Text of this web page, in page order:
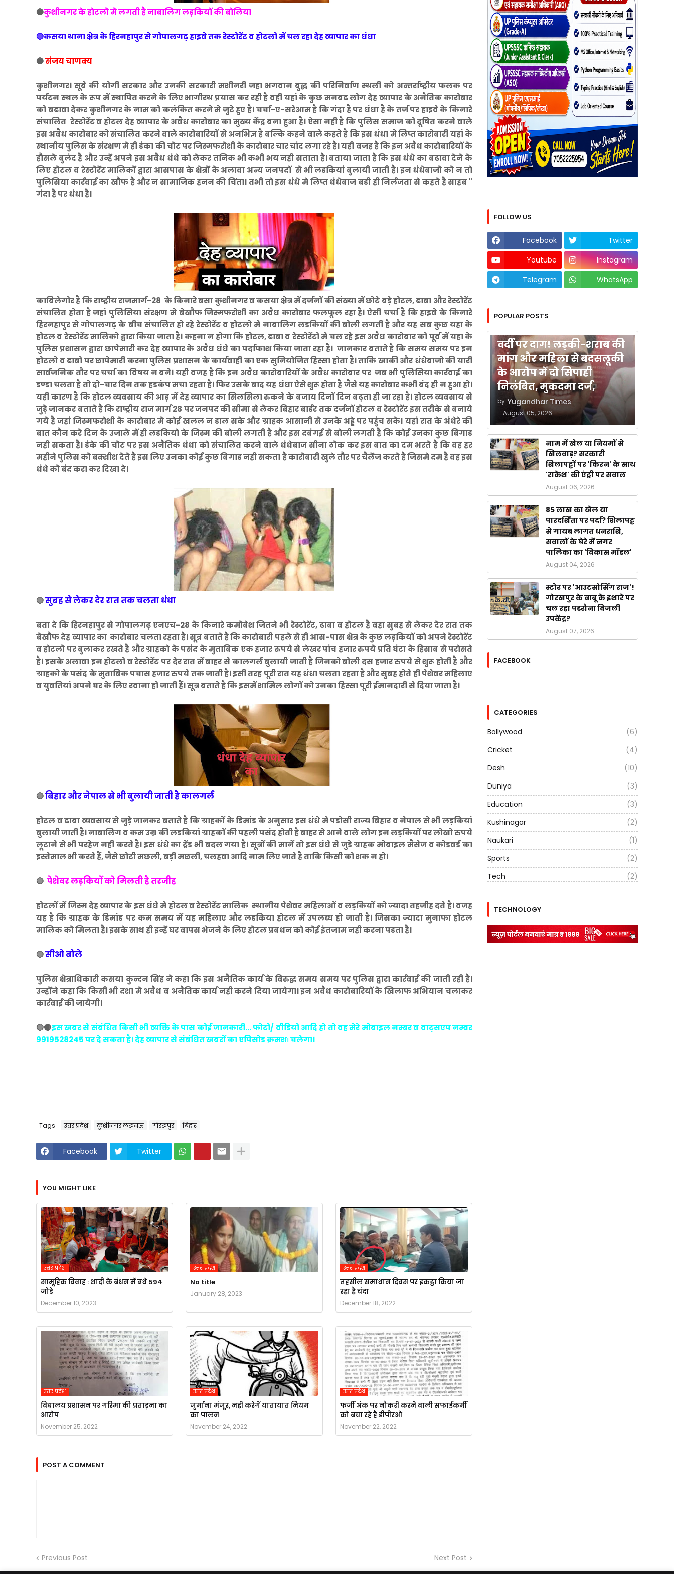
🔵कुशीनगर के होटलो मे लगती है नाबालिग लड़कियों की बोलिया
🔴कसया थाना क्षेत्र के हिरनहापुर से गोपालगढ़ हाइवे तक रेस्टोरेंट व होटलो में चल रहा देह व्यापार का धंधा
🔵संजय चाणक्य
कुशीनगर। सूबे की योगी सरकार और उनकी सरकारी मशीनरी जहा भगवान बुद्ध की परिनिर्वाण स्थली को अन्तर्राष्ट्रीय फलक पर
पर्यटन स्थल के रूप में स्थापित करने के लिए भागीरथ प्रयास कर रही है वही यहां के कुछ मनबढ लोग देह व्यापार के अनैतिक कारोबार
को बढावा देकर कुशीनगर के नाम को कलंकित करने मे जुटे हुए है। चर्चा-ए-सरेआम है कि गंदा है पर धंधा है के तर्ज पर हाइवे के किनारे
संचालित रेस्टोरेंट व होटल देह व्यापार के अवैध कारोबार का मुख्य केंद्र बना हुआ है। ऐसा नही है कि पुलिस समाज को दूषित करने वाले
इस अवैध कारोबार को संचालित करने वाले कारोबारियों से अनभिज्ञ है बल्कि कहने वाले कहते है कि इस धंधा मे लिप्त कारोबारी यहां के
स्थानीय पुलिस के संरक्षण मे ही डंका की चोट पर जिस्मफरोशी के कारोबार चार चांद लगा रहे है। यही वजह है कि इन अवैध कारोबारियों के
हौसले बुलंद है और उन्हें अपने इस अवैध धंधे को लेकर तनिक भी कभी भय नही सताता है। बताया जाता है कि इस धंधे का बढावा देने के
लिए होटल व रेस्टोरेंट मालिकों द्वारा आसपास के क्षेत्रों के अलावा अन्य जनपदों से भी लडकियां बुलायी जाती है। इन धंधेबाजो को न तो
पुलिसिया कार्रवाई का खौफ है और न सामाजिक हनन की चिंता। तभी तो इस धंधे मे लिप्त धंधेबाज बडी ही निर्लजता से कहते है साहब "
गंदा है पर धंधा है।
काबिलेगोर है कि राष्ट्रीय राजमार्ग-28 के किनारे बसा कुशीनगर व कसया क्षेत्र में दर्जनों की संख्या में छोटे बड़े होटल, ढाबा और रेस्टोरेंट
संचालित होता है जहां पुलिसिया संरक्षण मे बेखौफ जिस्मफरोशी का अवैध कारोबार फलफूल रहा है। ऐसी चर्चा है कि हाइवे के किनारे
हिरनहापुर से गोपालगढ़ के बीच संचालित हो रहे रेस्टोरेंट व होटलो मे नाबालिग लडकियों की बोली लगती है और यह सब कुछ यहा के
होटल व रेस्टोरेंट मालिको द्वारा किया जाता है। कहना न होगा कि होटल, ढाबा व रेस्टोरेंटो मे चल रहे इस अवैध कारोबार को पूर्व में यहा के
पुलिस प्रशासन द्वारा छापेमारी कर देह व्यापार के अवैध धंधे का पर्दाफाश किया जाता रहा है। जानकार बताते है कि समय समय पर इन
होटलो व ढाबो पर छापेमारी करना पुलिस प्रशासन के कार्यवाही का एक सुनियोजित हिस्सा होता है। ताकि खाकी और धंधेबाजो की यारी
सार्वजनिक तौर पर चर्चा का विषय न बने। यही वजह है कि इन अवैध कारोबारियों के अवैध कारोबार पर जब भी पुलिसिया कार्रवाई का
डण्डा चलता है तो दो-चार दिन तक हडकंप मचा रहता है। फिर उसके बाद यह धंधा ऐसे शुरू होता है जैसे यह कारोबार कभी बंद ही न हुआ हो।
यही कारण है कि होटल व्यवसाय की आड़ में देह व्यापार का सिलसिला रुकने के बजाय दिनों दिन बढ़ता ही जा रहा है। होटल व्यवसाय से
जुड़े जानकर बताते है कि राष्ट्रीय राज मार्ग 28 पर जनपद की सीमा से लेकर बिहार बार्डर तक दर्जनों होटल व रेस्टोरेंट इस तरीके से बनाये
गये है जहां जिस्मफरोशी के कारोबार मे कोई खलल न डाल सके और ग्राहक आसानी से उनके अड्डे पर पहुंच सके। यहां रात के अंधेरे की
बात कौन करे दिन के उजाले में ही लडकियो के जिस्म की बोली लगती है और इस दबंगई से बोली लगती है कि कोई उनका कुछ बिगाड
नही सकता है। डंके की चोट पर इस अनैतिक धंधा को संचालित करने वाले धंधेबाज सीना ठोक कर इस बात का दम भरते है कि वह हर
महीने पुलिस को बक्शीश देते है इस लिए उनका कोई कुछ बिगाड नही सकता है कारोबारी खुले तौर पर चैलेंज करते है जिसमे दम है वह इस
धंधे को बंद करा कर दिखा दे।
🔴सुबह से लेकर देर रात तक चलता धंधा
बता दे कि हिरनहापुर से गोपालगढ़ एनएच-28 के किनारे कमोबेश जितने भी रेस्टोरेंट, ढाबा व होटल है वहा सुबह से लेकर देर रात तक
बेखौफ देह व्यापार का कारोबार चलता रहता है। सूत्र बताते है कि कारोबारी पहले से ही आस-पास क्षेत्र के कुछ लड़कियों को अपने रेस्टोरेंट
व होटलो पर बुलाकर रखते है और ग्राहको के पसंद के मुताबिक एक हजार रुपये से लेखर पांच हजार रुपये प्रति घंटा के हिसाब से परोसते
है। इसके अलावा इन होटलो व रेस्टोरेंट पर देर रात में बाहर से कालगर्ल बुलायी जाती है जिनको बोली दस हजार रुपये से शुरू होती है और
ग्राहको के पसंद के मुताबिक पचास हजार रुपये तक जाती है। इसी तरह पूरी रात यह धंधा चलता रहता है और सुबह होते ही पेशेवर महिलाए
व युवतियां अपने घर के लिए रवाना हो जाती हैं। सूत्र बताते है कि इसमें शामिल लोगों को उनका हिस्सा पूरी ईमानदारी से दिया जाता है।
🔴बिहार और नेपाल से भी बुलायी जाती है कालगर्ल
होटल व ढाबा व्यवसाय से जुड़े जानकर बताते है कि ग्राहकों के डिमांड के अनुसार इस धंधे मे पडोसी राज्य बिहार व नेपाल से भी लड़कियां
बुलायी जाती है। नाबालिग व कम उम्र की लडकियां ग्राहकों की पहली पसंद होती है बाहर से आने वाले लोग इन लड़कियों पर लोखो रुपये
लूटाने से भी परहेज नही करते है। इस धंधे का ट्रेंड भी बदल गया है। सूत्रों की मानें तो इस धंधे से जुडे ग्राहक मोबाइल मैसेज व कोडवर्ड का
इस्तेमाल भी करते हैं, जैसे छोटी मछली, बड़ी मछली, चलहवा आदि नाम लिए जाते है ताकि किसी को शक न हो।
🔴 पेशेवर लड़कियों को मिलती है तरजीह
होटलों में जिस्म देह व्यापार के इस धंधे मे होटल व रेस्टोरेंट मालिक स्थानीय पेशेवर महिलाओं व लड़कियों को ज्यादा तहजीह दते है। वजह
यह है कि ग्राहक के डिमांड पर कम समय में यह महिलाए और लडकिया होटल में उपलब्ध हो जाती है। जिसका ज्यादा मुनाफा होटल
मालिक को मिलता है। इसके साथ ही इन्हें घर वापस भेजने के लिए होटल प्रबधन को कोई इंतजाम नही करना पडता है।
🔴सीओ बोले
पुलिस क्षेत्राधिकारी कसया कुन्दन सिंह ने कहा कि इस अनैतिक कार्य के विरुद्ध समय समय पर पुलिस द्वारा कार्रवाई की जाती रही है।
उन्होंने कहा कि किसी भी दशा मे अवैध व अनैतिक कार्य नही करने दिया जायेगा। इन अवैध कारोबारियों के खिलाफ अभियान चलाकर
कार्रवाई की जायेगी।
🔵🔴इस खबर से संबंधित किसी भी व्यक्ति के पास कोई जानकारी... फोटो/ वीडियो आदि हो तो वह मेरे मोबाइल नम्बर व वाट्सएप नम्बर
9919528245 पर दे सकता है। देह व्यापार से संबंधित खबरों का एपिसोड क्रमशः चलेगा।
Tags उत्तर प्रदेश कुशीनगर लखनऊ गोरखपुर बिहार
Facebook Twitter
YOU MIGHT LIKE
उत्तर प्रदेश
सामूहिक विवाह : शादी के बंधन में बधे 594
जोडे
December 10, 2023
उत्तर प्रदेश
No title
January 28, 2023
उत्तर प्रदेश
तहसील समाधान दिवस पर इकट्ठा किया जा
रहा है चंदा
December 18, 2022
उत्तर प्रदेश
विद्यालय प्रशासन पर गरिमा की प्रताड़ना का
आरोप
November 25, 2022
उत्तर प्रदेश
जुर्माना मंजूर, नही करेगें यातायात नियम
का पालन
November 24, 2022
उत्तर प्रदेश
फर्जी अंक पर नौकरी करने वाली सफाईकर्मी
को बचा रहे है डीपीरओ
November 22, 2022
POST A COMMENT
Previous Post Next Post
FOLLOW US
Facebook
Twitter
Youtube
Instagram
Telegram
WhatsApp
POPULAR POSTS
वर्दी पर दाग! लड़की-शराब की
मांग और महिला से बदसलूकी
के आरोप में दो सिपाही
निलंबित, मुकदमा दर्ज,
by Yugandhar Times
- August 05, 2026
नाम में खेल या नियमों से
खिलवाड़? सरकारी
शिलापट्टों पर 'किरन' के साथ
'राकेश' की एंट्री पर सवाल
August 06, 2026
85 लाख का खेल या
पारदर्शिता पर पर्दा? शिलापट्ट
से गायब लागत धनराशि,
सवालों के घेरे में नगर
पालिका का 'विकास मॉडल'
August 04, 2026
स्टोर पर 'आउटसोर्सिंग राज'!
गोरखपुर के बाबू के इशारे पर
चल रहा पडरौना बिजली
उपकेंद्र?
August 07, 2026
FACEBOOK
CATEGORIES
Bollywood
(6)
Cricket
(4)
Desh
(10)
Duniya
(3)
Education
(3)
Kushinagar
(2)
Naukari
(1)
Sports
(2)
Tech
(2)
TECHNOLOGY